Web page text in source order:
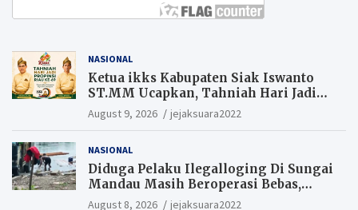
NASIONAL
Ketua ikks Kabupaten Siak Iswanto
ST.MM Ucapkan, Tahniah Hari Jadi
Propinsi Riau ke-69
August 9, 2026 jejaksuara2022
NASIONAL
Diduga Pelaku Ilegalloging Di Sungai
Mandau Masih Beroperasi Bebas,
Masyarakat Minta Aparat Penegak
August 8, 2026 jejaksuara2022